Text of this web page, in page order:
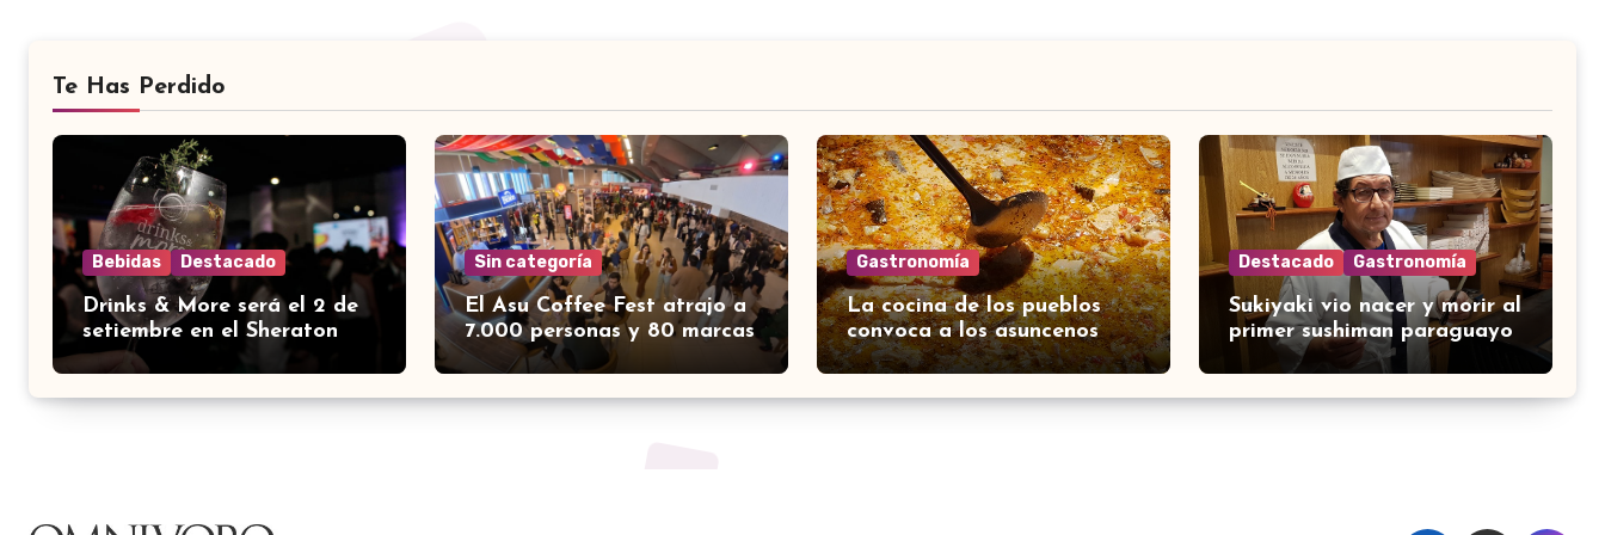
Te Has Perdido
Bebidas Destacado
Drinks & More será el 2 de
setiembre en el Sheraton
Sin categoría
El Asu Coffee Fest atrajo a
7.000 personas y 80 marcas
Gastronomía
La cocina de los pueblos
convoca a los asuncenos
Destacado Gastronomía
Sukiyaki vio nacer y morir al
primer sushiman paraguayo